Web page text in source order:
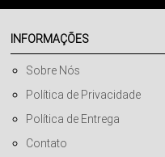
INFORMAÇÕES
Sobre Nós
Política de Privacidade
Política de Entrega
Contato